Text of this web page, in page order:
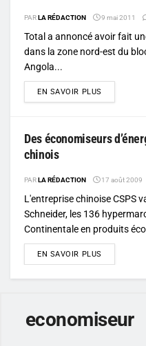
PARLA RÉDACTION 9 mai 2011
Total a annoncé avoir fait
dans la zone nord-est du
Angola...
EN SAVOIR PLUS
Des économiseurs
chinois
PARLA RÉDACTION 17 août 2009
L'entreprise chinoise CSPS
Schneider, les 136
Continentale en produits
EN SAVOIR PLUS
economiseur